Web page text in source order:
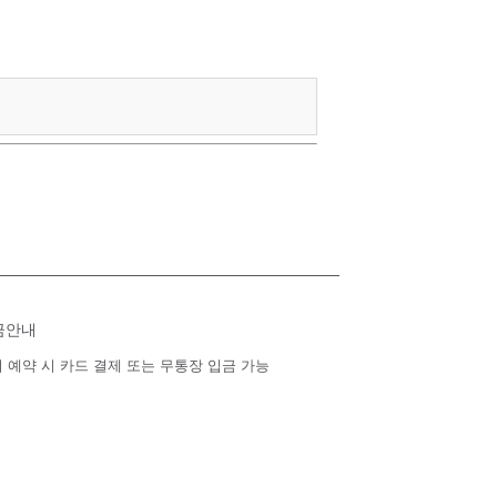
안내
예약 시 카드 결제 또는 무통장 입금 가능